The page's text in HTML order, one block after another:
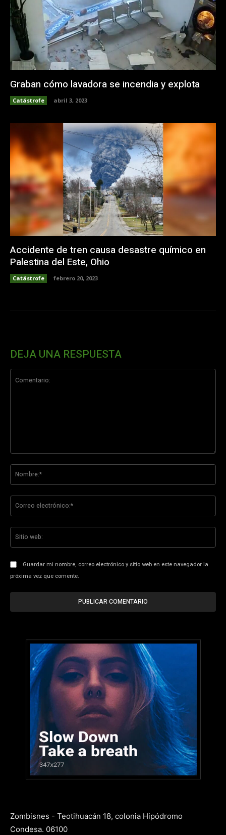
Graban cómo lavadora se incendia y explota
Catástrofe abril 3, 2023
Accidente de tren causa desastre químico en
Palestina del Este, Ohio
Catástrofe febrero 20, 2023
DEJA UNA RESPUESTA
Guardar mi nombre, correo electrónico y sitio web en este navegador la
próxima vez que comente.
Zombisnes - Teotihuacán 18, colonia Hipódromo
Condesa. 06100